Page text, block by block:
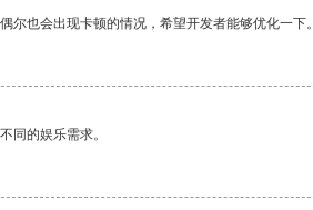
尔也会出现卡顿的情况，希望开发者能够优化一下。
同的娱乐需求。